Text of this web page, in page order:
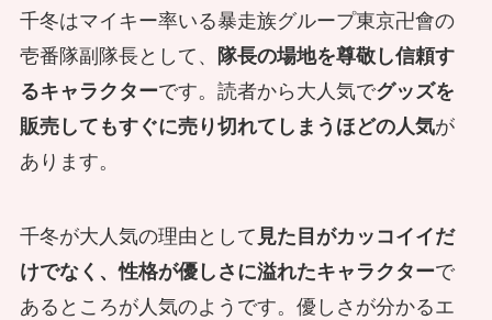
千冬はマイキー率いる暴走族グループ東京卍會の
壱番隊副隊長として、
隊長の場地を尊敬し信頼す
るキャラクターです。読者から大人気でグッズを
販売してもすぐに売り切れてしまうほどの人気が
あります。
千冬が大人気の理由として 見た目がカッコイイだ
けでなく、性格が優しさに溢れたキャラクターで
あるところが人気のようです。優しさが分かるエ